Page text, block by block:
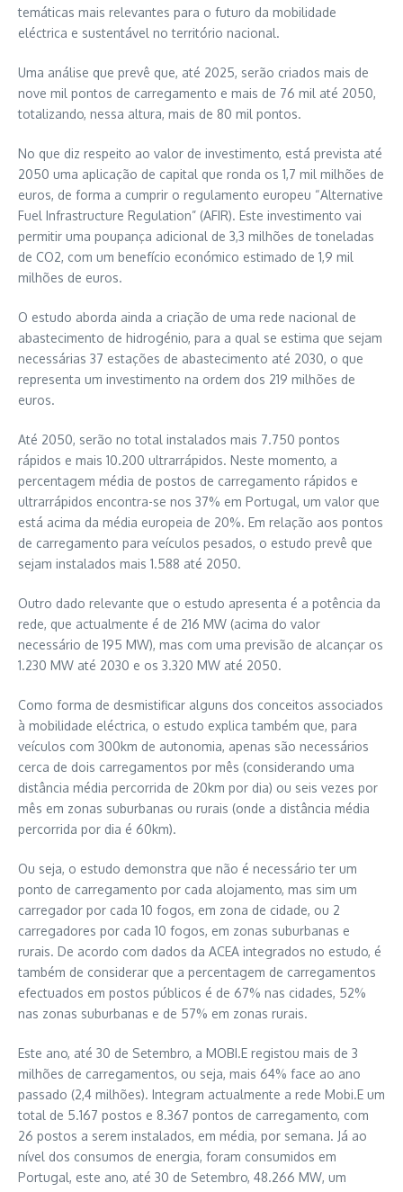
temáticas mais relevantes para o futuro da mobilidade
eléctrica e sustentável no território nacional.
Uma análise que prevê que, até 2025, serão criados mais de
nove mil pontos de carregamento e mais de 76 mil até 2050,
totalizando, nessa altura, mais de 80 mil pontos.
No que diz respeito ao valor de investimento, está prevista até
2050 uma aplicação de capital que ronda os 1,7 mil milhões de
euros, de forma a cumprir o regulamento europeu “Alternative
Fuel Infrastructure Regulation” (AFIR). Este investimento vai
permitir uma poupança adicional de 3,3 milhões de toneladas
de CO2, com um benefício económico estimado de 1,9 mil
milhões de euros.
O estudo aborda ainda a criação de uma rede nacional de
abastecimento de hidrogénio, para a qual se estima que sejam
necessárias 37 estações de abastecimento até 2030, o que
representa um investimento na ordem dos 219 milhões de
euros.
Até 2050, serão no total instalados mais 7.750 pontos
rápidos e mais 10.200 ultrarrápidos. Neste momento, a
percentagem média de postos de carregamento rápidos e
ultrarrápidos encontra-se nos 37% em Portugal, um valor que
está acima da média europeia de 20%. Em relação aos pontos
de carregamento para veículos pesados, o estudo prevê que
sejam instalados mais 1.588 até 2050.
Outro dado relevante que o estudo apresenta é a potência da
rede, que actualmente é de 216 MW (acima do valor
necessário de 195 MW), mas com uma previsão de alcançar os
1.230 MW até 2030 e os 3.320 MW até 2050.
Como forma de desmistificar alguns dos conceitos associados
à mobilidade eléctrica, o estudo explica também que, para
veículos com 300km de autonomia, apenas são necessários
cerca de dois carregamentos por mês (considerando uma
distância média percorrida de 20km por dia) ou seis vezes por
mês em zonas suburbanas ou rurais (onde a distância média
percorrida por dia é 60km).
Ou seja, o estudo demonstra que não é necessário ter um
ponto de carregamento por cada alojamento, mas sim um
carregador por cada 10 fogos, em zona de cidade, ou 2
carregadores por cada 10 fogos, em zonas suburbanas e
rurais. De acordo com dados da ACEA integrados no estudo, é
também de considerar que a percentagem de carregamentos
efectuados em postos públicos é de 67% nas cidades, 52%
nas zonas suburbanas e de 57% em zonas rurais.
Este ano, até 30 de Setembro, a MOBI.E registou mais de 3
milhões de carregamentos, ou seja, mais 64% face ao ano
passado (2,4 milhões). Integram actualmente a rede Mobi.E um
total de 5.167 postos e 8.367 pontos de carregamento, com
26 postos a serem instalados, em média, por semana. Já ao
nível dos consumos de energia, foram consumidos em
Portugal, este ano, até 30 de Setembro, 48.266 MW, um